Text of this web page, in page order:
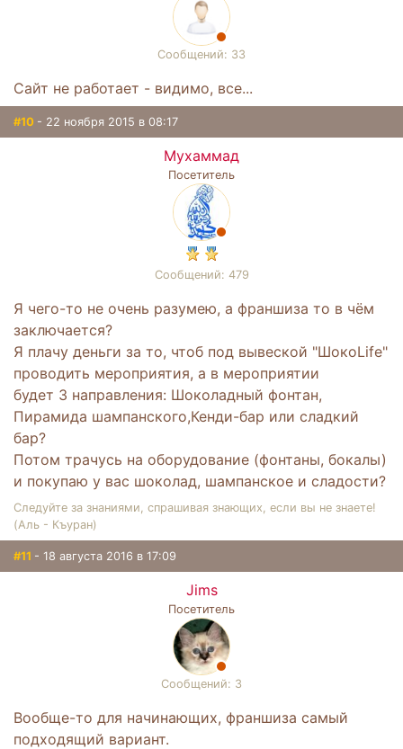
Сообщений: 33
Сайт не работает - видимо, все...
#10 - 22 ноября 2015 в 08:17
Мухаммад
Посетитель
Сообщений: 479
Я чего-то не очень разумею, а франшиза то в чём
заключается?
Я плачу деньги за то, чтоб под вывеской "ШокоLife"
проводить мероприятия, а в мероприятии
будет 3 направления: Шоколадный фонтан,
Пирамида шампанского,Кенди-бар или сладкий
бар?
Потом трачусь на оборудование (фонтаны, бокалы)
и покупаю у вас шоколад, шампанское и сладости?
Следуйте за знаниями, спрашивая знающих, если вы не знаете!
(Аль - Къуран)
#11 - 18 августа 2016 в 17:09
Jims
Посетитель
Сообщений: 3
Вообще-то для начинающих, франшиза самый
подходящий вариант.